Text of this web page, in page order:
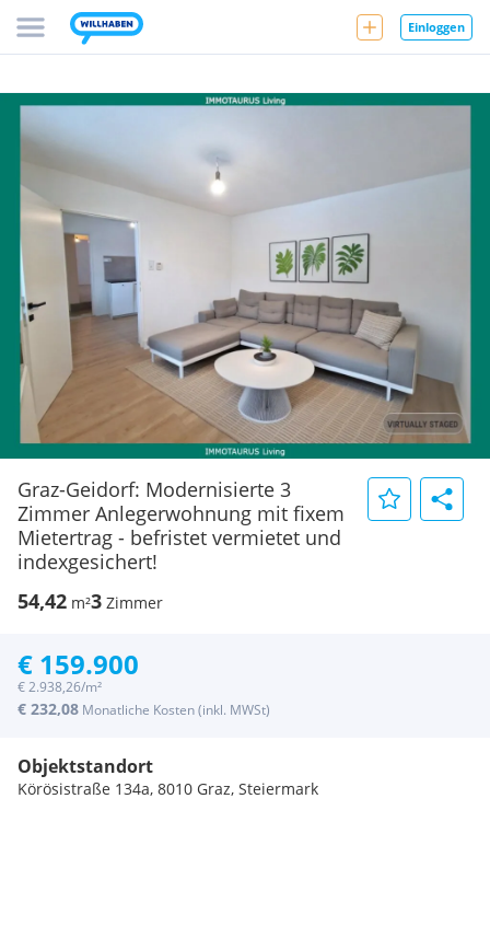
Einloggen
Graz-Geidorf: Modernisierte 3
Zimmer Anlegerwohnung mit fixem
Mietertrag - befristet vermietet und
indexgesichert!
54,42 m²3 Zimmer
€ 159.900
€ 2.938,26/m²
€ 232,08 Monatliche Kosten (inkl. MWSt)
Objektstandort
Körösistraße 134a, 8010 Graz, Steiermark